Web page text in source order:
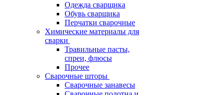
Одежда сварщика
Обувь сварщика
Перчатки сварочные
Химические материалы для
сварки
Травильные пасты,
спреи, флюсы
Прочее
Сварочные шторы
Сварочные занавесы